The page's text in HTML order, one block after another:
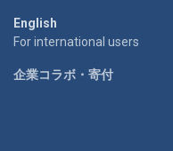
English
For international users
企業コラボ・寄付